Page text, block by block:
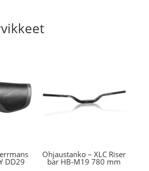
DD29
Ohjaustanko – XLC Riser
bar HB-M19 780 mm